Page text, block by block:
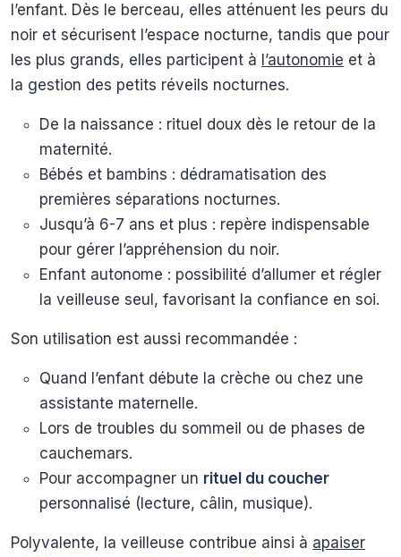
l’enfant. Dès le berceau, elles atténuent les peurs du
noir et sécurisent l’espace nocturne, tandis que pour
les plus grands, elles participent à l’autonomie et à
la gestion des petits réveils nocturnes.
De la naissance : rituel doux dès le retour de la
maternité.
Bébés et bambins : dédramatisation des
premières séparations nocturnes.
Jusqu’à 6-7 ans et plus : repère indispensable
pour gérer l’appréhension du noir.
Enfant autonome : possibilité d’allumer et régler
la veilleuse seul, favorisant la confiance en soi.
Son utilisation est aussi recommandée :
Quand l’enfant débute la crèche ou chez une
assistante maternelle.
Lors de troubles du sommeil ou de phases de
cauchemars.
Pour accompagner un rituel du coucher
personnalisé (lecture, câlin, musique).
Polyvalente, la veilleuse contribue ainsi à apaiser